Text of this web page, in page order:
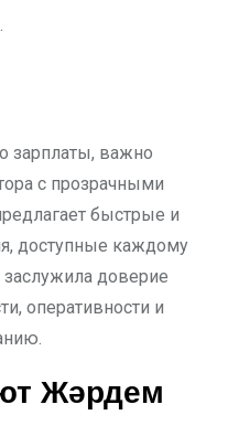
зарплаты, важно
с прозрачными
быстрые и
доступные каждому
доверие
оперативности и
Жәрдем